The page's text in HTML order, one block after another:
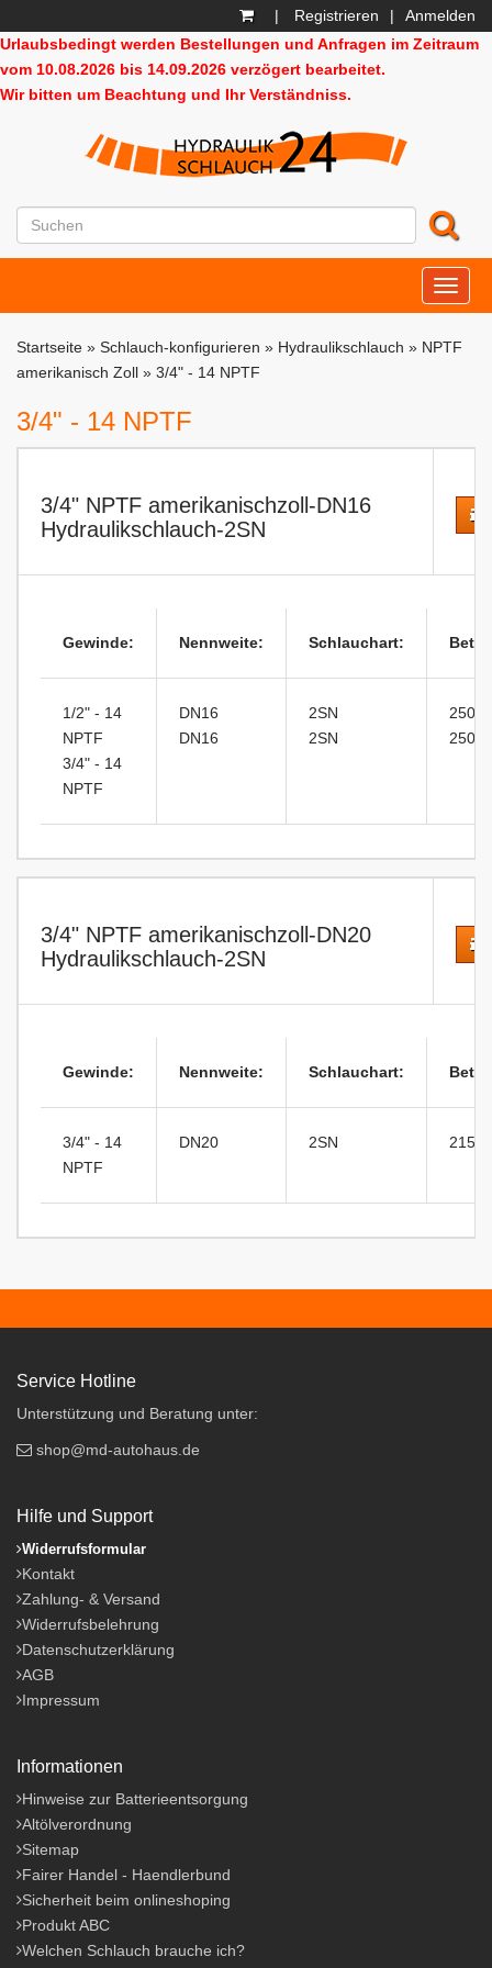
| Registrieren |
Anmelden
Urlaubsbedingt werden Bestellungen und Anfragen im Zeitraum
vom 10.08.2026 bis 14.09.2026 verzögert bearbeitet.
Wir bitten um Beachtung und Ihr Verständniss.
Startseite » Schlauch-konfigurieren » Hydraulikschlauch » NPTF
amerikanisch Zoll » 3/4" - 14 NPTF
3/4" - 14 NPTF
3/4" NPTF amerikanischzoll-DN16
Hydraulikschlauch-2SN
Gewinde: Nennweite: Schlauchart:
1/2" - 14
NPTF
3/4" - 14
NPTF
DN16
DN16
2SN
2SN
3/4" NPTF amerikanischzoll-DN20
Hydraulikschlauch-2SN
Gewinde: Nennweite: Schlauchart:
3/4" - 14
NPTF
DN20 2SN
Service Hotline
Unterstützung und Beratung unter:
shop@md-autohaus.de
Hilfe und Support
Widerrufsformular
Kontakt
Zahlung- & Versand
Widerrufsbelehrung
Datenschutzerklärung
AGB
Impressum
Informationen
Hinweise zur Batterieentsorgung
Altölverordnung
Sitemap
Fairer Handel - Haendlerbund
Sicherheit beim onlineshoping
Produkt ABC
Welchen Schlauch brauche ich?